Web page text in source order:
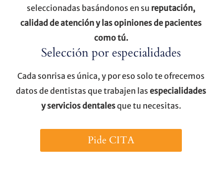
seleccionadas basándonos en su reputación,
calidad de atención y las opiniones de pacientes
como tú.
Selección por especialidades
Cada sonrisa es única, y por eso solo te ofrecemos
datos de dentistas que trabajen las especialidades
y servicios dentalesque tu necesitas.
Pide CITA